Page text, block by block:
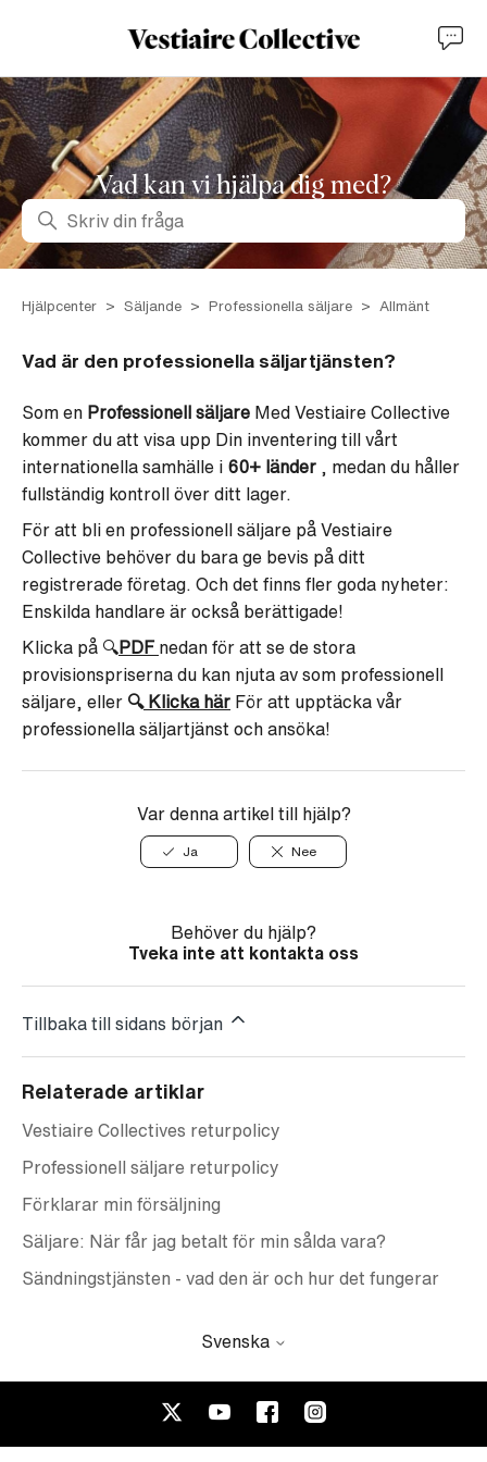
Vad kan vi hjälpa dig med?
Sök
Hjälpcenter Säljande Professionella säljare Allmänt
Vad är den professionella säljartjänsten?
Som en Professionell säljare Med Vestiaire Collective
kommer du att visa upp Din inventering till vårt
internationella samhälle i 60+ länder , medan du håller
fullständig kontroll över ditt lager.
För att bli en professionell säljare på Vestiaire
Collective behöver du bara ge bevis på ditt
registrerade företag. Och det finns fler goda nyheter:
Enskilda handlare är också berättigade!
Klicka på 🔍 PDF nedan för att se de stora
provisionspriserna du kan njuta av som professionell
säljare, eller 🔍 Klicka här För att upptäcka vår
professionella säljartjänst och ansöka!
Var denna artikel till hjälp?
Ja Nee
Behöver du hjälp?
Tveka inte att kontakta oss
Tillbaka till sidans början
Relaterade artiklar
Vestiaire Collectives returpolicy
Professionell säljare returpolicy
Förklarar min försäljning
Säljare: När får jag betalt för min sålda vara?
Sändningstjänsten - vad den är och hur det fungerar
Svenska